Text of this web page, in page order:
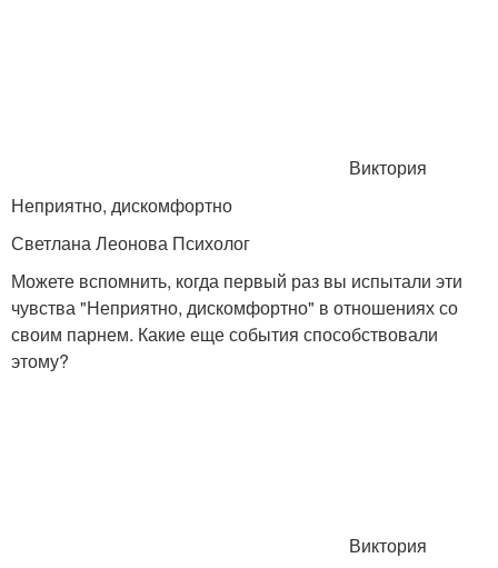
Виктория
Неприятно, дискомфортно
Светлана Леонова Психолог
Можете вспомнить, когда первый раз вы испытали эти
чувства "Неприятно, дискомфортно" в отношениях со
своим парнем. Какие еще события способствовали
этому?
Виктория